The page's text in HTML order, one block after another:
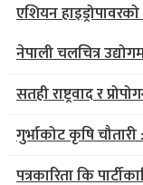
एशियन
नेपाली चलचित्र
सतही राष्ट्रवाद र
गुर्भाकोट कृषि
पत्रकारिता कि